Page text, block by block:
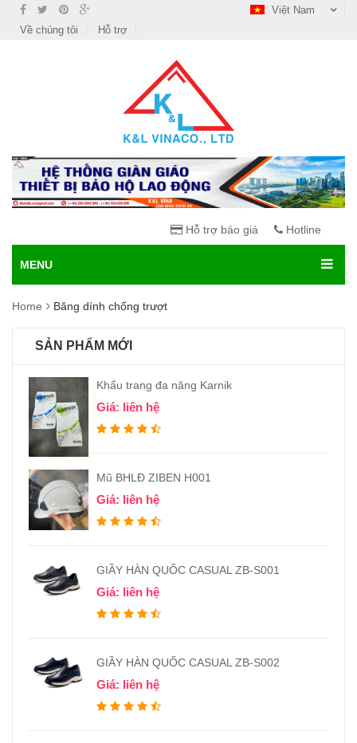
Việt Nam
Về chúng tôi
Hỗ trợ
Hỗ trợ báo giá Hotline
MENU
Home Băng dính chống trượt
SẢN PHẨM MỚI
Khẩu trang đa năng Karnik
Giá: liên hệ
Mũ BHLĐ ZIBEN H001
Giá: liên hệ
GIẦY HÀN QUỐC CASUAL ZB-S001
Giá: liên hệ
GIẦY HÀN QUỐC CASUAL ZB-S002
Giá: liên hệ